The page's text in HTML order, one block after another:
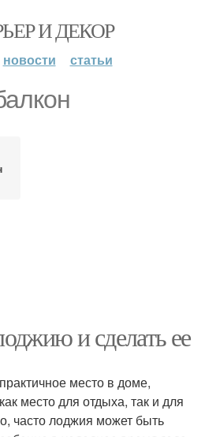
И ДЕКОР
новости статьи
и сделать ее
место в доме,
место для отдыха, так и для
часто лоджия может быть